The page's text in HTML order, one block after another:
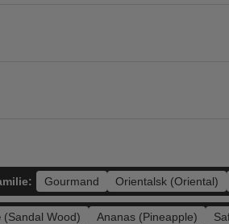
Gourmand Orientalsk (Oriental)
Wood) Ananas (Pineapple)